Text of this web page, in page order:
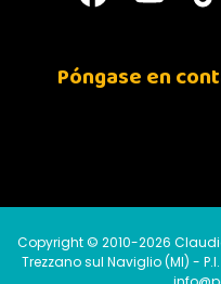
Póngase en
Copyright © 2010-2026
Trezzano sul Naviglio (MI) -